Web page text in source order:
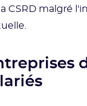
CSRD malgré